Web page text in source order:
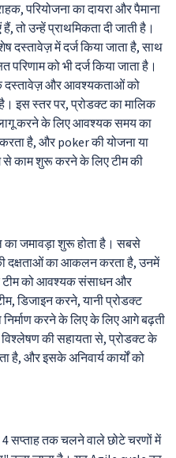
परियोजना का दायरा और पैमाना
तो उन्हें प्राथमिकता दी जाती है।
में दर्ज किया जाता है, साथ
को भी दर्ज किया जाता है।
दस्तावेज़ और आवश्यकताओं को
इस स्तर पर, प्रोडक्ट का मालिक
करने के लिए आवश्यक समय का
है, और poker की योजना या
काम शुरू करने के लिए टीम की
का जमावड़ा शुरू होता है। सबसे
दक्षताओं का आकलन करता है, उनमें
टीम को आवश्यक संसाधन और
डिजाइन करने, यानी प्रोडक्ट
करने के लिए के लिए आगे बढ़ती
की सहायता से, प्रोडक्ट के
है, और इसके अनिवार्य कार्यों को
सप्ताह तक चलने वाले छोटे चरणों में